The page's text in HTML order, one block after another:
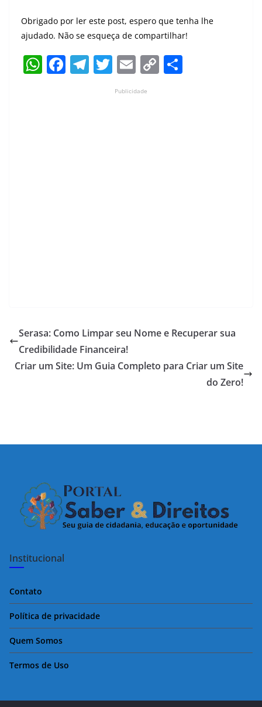
Obrigado por ler este post, espero que tenha lhe
ajudado. Não se esqueça de compartilhar!
W F T T
w
itt
E
m
ai
C
Publicidade
Serasa: Como Limpar seu Nome e Recuperar sua
Credibilidade Financeira!
Criar um Site: Um Guia Completo para Criar um Site
do Zero!
Institucional
Contato
Política de privacidade
Quem Somos
Termos de Uso